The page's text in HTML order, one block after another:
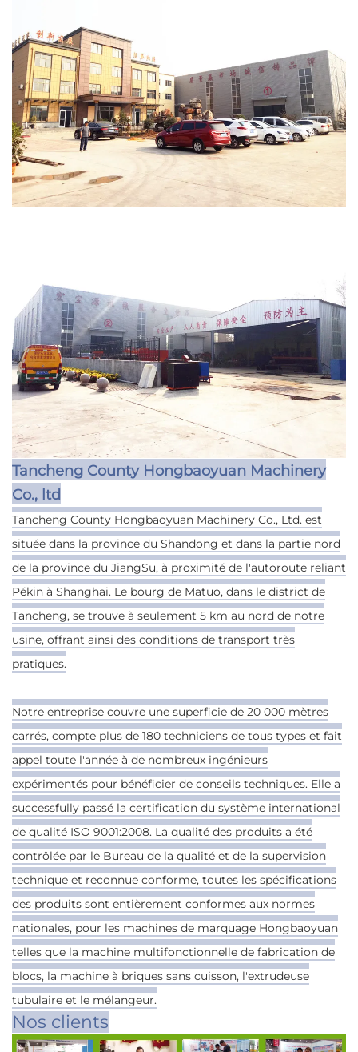
Tancheng County Hongbaoyuan Machinery
Co., ltd
Tancheng County Hongbaoyuan Machinery Co., Ltd. est
située dans la province du Shandong et dans la partie nord
de la province du JiangSu, à proximité de l'autoroute reliant
Pékin à Shanghai. Le bourg de Matuo, dans le district de
Tancheng, se trouve à seulement 5 km au nord de notre
usine, offrant ainsi des conditions de transport très
pratiques.
Notre entreprise couvre une superficie de 20 000 mètres
carrés, compte plus de 180 techniciens de tous types et fait
appel toute l'année à de nombreux ingénieurs
expérimentés pour bénéficier de conseils techniques. Elle a
successfully passé la certification du système international
de qualité ISO 9001:2008. La qualité des produits a été
contrôlée par le Bureau de la qualité et de la supervision
technique et reconnue conforme, toutes les spécifications
des produits sont entièrement conformes aux normes
nationales, pour les machines de marquage Hongbaoyuan
telles que la machine multifonctionnelle de fabrication de
blocs, la machine à briques sans cuisson, l'extrudeuse
tubulaire et le mélangeur.
Nos clients